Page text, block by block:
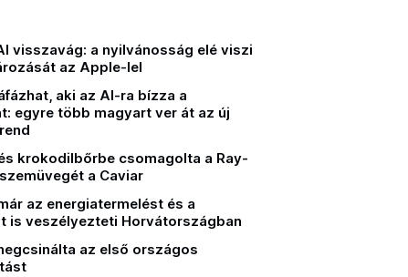
visszavág: a nyilvánosság elé viszi
az Apple-lel
aki az AI-ra bízza a
egyre több magyart ver át az új
krokodilbőrbe csomagolta a Ray-
a Caviar
az energiatermelést és a
is veszélyezteti Horvátországban
az első országos